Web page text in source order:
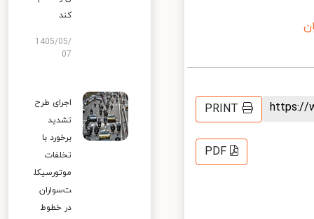
PRINT
PDF
کند
1405/05/
07
اجرای طرح
تشدید
برخورد با
تخلفات
موتورسیکل
ت‌سواران
در خطوط